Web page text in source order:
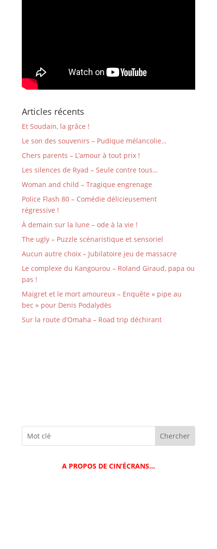
Articles récents
Et Soudain, la grâce !
Le son des souvenirs – Pudique mélancolie…
Chers parents – L’amour à tout prix !
Les silences de Ryad – Seule contre tous…
Woman and child – Tragique engrenage
Police Flash 80 – Comédie délicieusement
régressive !
À demain sur la lune – ode à la vie !
The ugly – Puzzle scénaristique et sensoriel
Aucun autre choix – Jubilatoire jeu de massacre
Le complexe du Kangourou – Roland Giraud, papa ou
pas !
Maigret et le mort amoureux – Enquête « pipe au
bec » pour Denis Podalydès
Sur la route d’Omaha – Road trip déchirant
A PROPOS DE CIN’ÉCRANS…